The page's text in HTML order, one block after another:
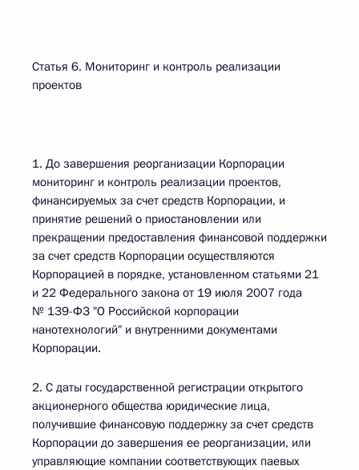
Статья 6. Мониторинг и контроль реализации
проектов
1. До завершения реорганизации Корпорации
мониторинг и контроль реализации проектов,
финансируемых за счет средств Корпорации, и
принятие решений о приостановлении или
прекращении предоставления финансовой поддержки
за счет средств Корпорации осуществляются
Корпорацией в порядке, установленном статьями 21
и 22 Федерального закона от 19 июля 2007 года
№ 139-ФЗ "О Российской корпорации
нанотехнологий" и внутренними документами
Корпорации.
2. С даты государственной регистрации открытого
акционерного общества юридические лица,
получившие финансовую поддержку за счет средств
Корпорации до завершения ее реорганизации, или
управляющие компании соответствующих паевых